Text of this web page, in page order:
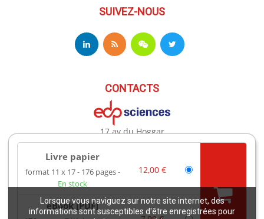
Lorsque vous naviguez sur notre site internet, des
informations sont susceptibles d'être enregistrées pour
Livre papier
format 11 x 17
176 pages
En stock
12,00 €
eBook [PDF]
SUIVEZ-NOUS
CONTACTS
17 av du Hoggar
91944 Les Ulis Cedex A France
Téléphone : +33 (0)1 69 18 75 75
Email : books@edpsciences.org
Ouvert du Lundi au Vendredi, de 9h30 à 16h30
Mentions légales